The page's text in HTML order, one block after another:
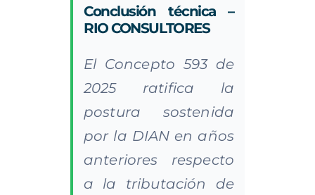
Conclusión técnica –
RIO CONSULTORES
El Concepto 593 de
2025 ratifica la
postura sostenida
por la DIAN en años
anteriores respecto
a la tributación de